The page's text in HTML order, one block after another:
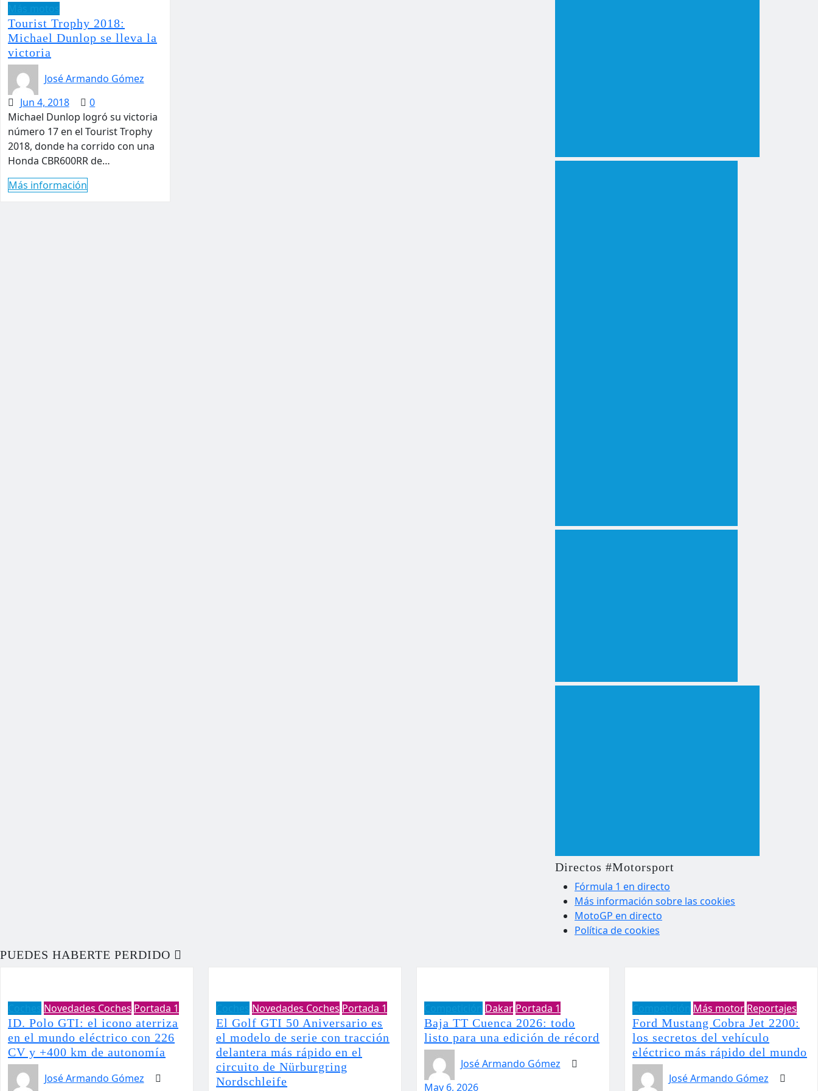
Tourist Trophy 2018:
Michael Dunlop se lleva la
victoria
José Armando Gómez
Jun 4, 2018
0
Michael Dunlop logró su victoria
número 17 en el Tourist Trophy
2018, donde ha corrido con una
Honda CBR600RR de…
Más información
Directos #Motorsport
Fórmula 1 en directo
Más información sobre las cookies
MotoGP en directo
Política de cookies
PUEDES HABERTE PERDIDO
Novedades Coches Portada 1
ID. Polo GTI: el icono aterriza
en el mundo eléctrico con 226
CV y +400 km de autonomía
José Armando Gómez
Novedades Coches Portada 1
El Golf GTI 50 Aniversario es
el modelo de serie con tracción
delantera más rápido en el
circuito de Nürburgring
Nordschleife
Dakar Portada 1
Baja TT Cuenca 2026: todo
listo para una edición de récord
José Armando Gómez
May 6, 2026
Más motor Reportajes
Ford Mustang Cobra Jet 2200:
los secretos del vehículo
eléctrico más rápido del mundo
José Armando Gómez